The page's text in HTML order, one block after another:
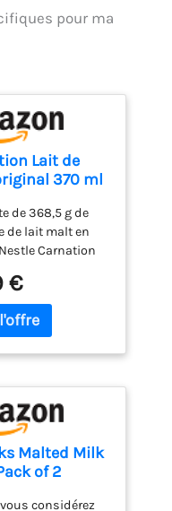
pour ma
Lait de
370 ml
de 368,5 g de
de lait malt en
Carnation
Carnation Le
de lait de malt
est fabriqué avec
3 cuillères à
ce mélange de
lait malté à un
237 ml de lait
mélangez
Le mélange de
Nestle Carnation
€
Malted Milk
of 2
considérez